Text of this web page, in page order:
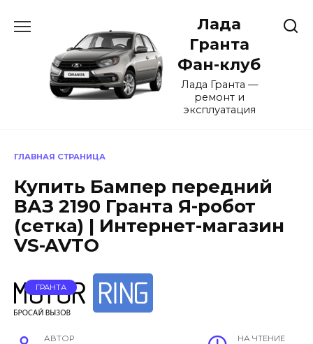
содержанию
Лада
Гранта
Фан-клуб
Лада Гранта —
ремонт и
эксплуатация
ГЛАВНАЯ СТРАНИЦА
Купить Бампер передний
ВАЗ 2190 Гранта Я-робот
(сетка) | Интернет-магазин
VS-AVTO
ГРАНТА
АВТОР НА ЧТЕНИЕ